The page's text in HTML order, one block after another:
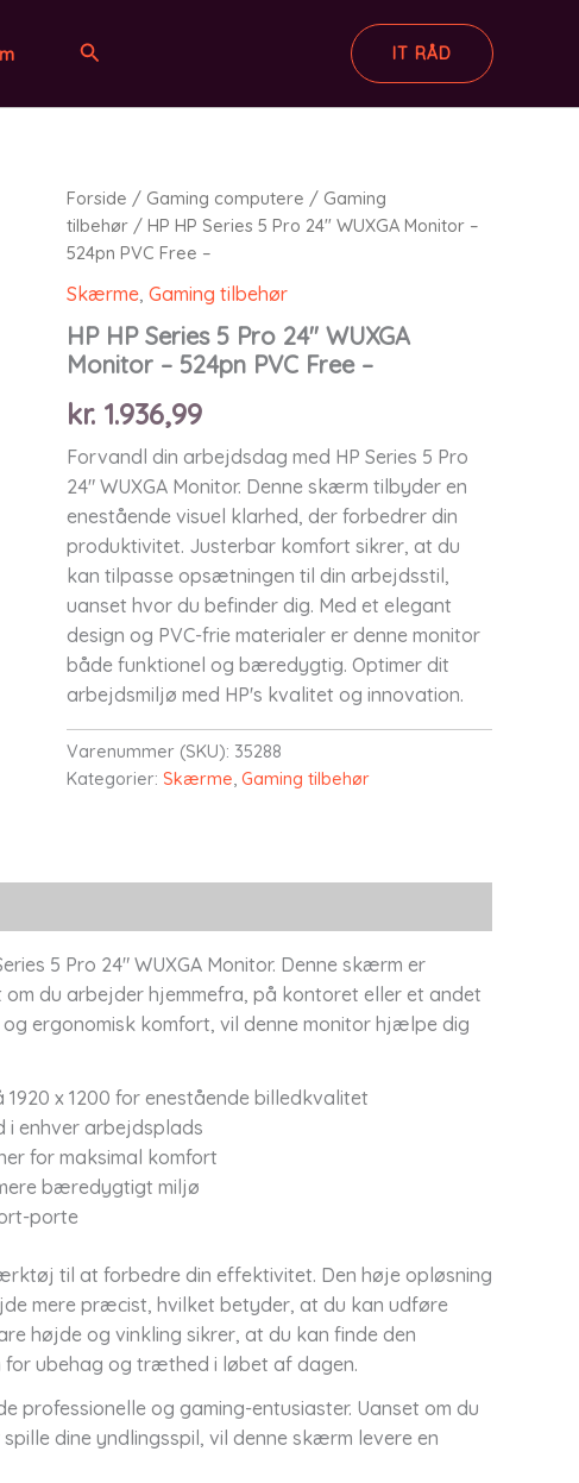
Søg IT RÅD
Forside / Gaming computere / Gaming
tilbehør/ HP HP Series 5 Pro 24″ WUXGA Monitor –
524pn PVC Free –
Skærme, Gaming tilbehør
HP HP Series 5 Pro 24″ WUXGA
Monitor – 524pn PVC Free –
kr.1.936,99
Forvandl din arbejdsdag med HP Series 5 Pro
24" WUXGA Monitor. Denne skærm tilbyder en
enestående visuel klarhed, der forbedrer din
produktivitet. Justerbar komfort sikrer, at du
kan tilpasse opsætningen til din arbejdsstil,
uanset hvor du befinder dig. Med et elegant
design og PVC-frie materialer er denne monitor
både funktionel og bæredygtig. Optimer dit
arbejdsmiljø med HP's kvalitet og innovation.
Varenummer (SKU): 35288
Kategorier: Skærme, Gaming tilbehør
5 Pro 24" WUXGA Monitor. Denne skærm er
du arbejder hjemmefra, på kontoret eller et andet
ergonomisk komfort, vil denne monitor hjælpe dig
x 1200 for enestående billedkvalitet
i enhver arbejdsplads
for maksimal komfort
bæredygtigt miljø
porte
til at forbedre din effektivitet. Den høje opløsning
mere præcist, hvilket betyder, at du kan udføre
højde og vinkling sikrer, at du kan finde den
ubehag og træthed i løbet af dagen.
professionelle og gaming-entusiaster. Uanset om du
dine yndlingsspil, vil denne skærm levere en